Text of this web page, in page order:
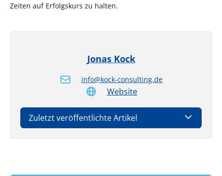
Zeiten auf Erfolgskurs zu halten.
Jonas Kock
info@kock-consulting.de
Website
Zuletzt veröffentlichte Artikel